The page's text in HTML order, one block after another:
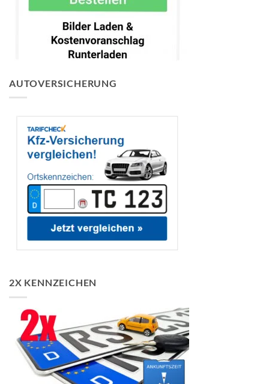
AUTOVERSICHERUNG
2X KENNZEICHEN